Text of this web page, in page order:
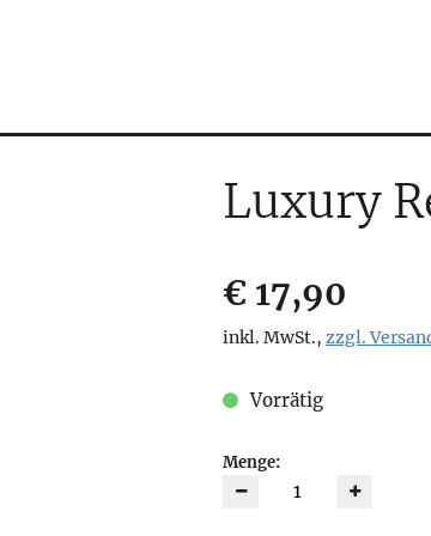
Luxury
€ 17,90
inkl. MwSt., zzgl.
Vorrätig
Menge: